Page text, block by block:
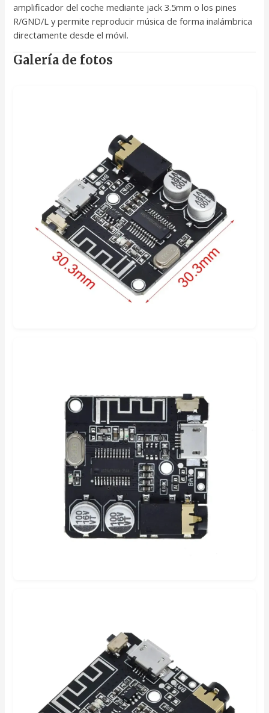
amplificador del coche mediante jack 3.5mm o los pines
R/GND/L y permite reproducir música de forma inalámbrica
directamente desde el móvil.
Galería de fotos